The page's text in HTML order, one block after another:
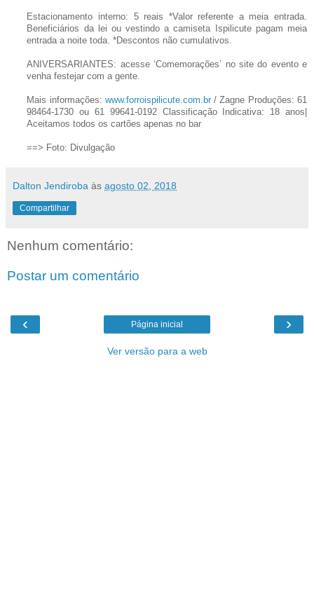
Estacionamento interno: 5 reais *Valor referente a meia entrada.
Beneficiários da lei ou vestindo a camiseta Ispilicute pagam meia
entrada a noite toda. *Descontos não cumulativos.
ANIVERSARIANTES: acesse ‘Comemorações’ no site do evento e
venha festejar com a gente.
Mais informações: www.forroispilicute.com.br/ Zagne Produções: 61
98464-1730 ou 61 99641-0192 Classificação Indicativa: 18 anos|
Aceitamos todos os cartões apenas no bar
==> Foto: Divulgação
Dalton Jendiroba às agosto 02, 2018
Compartilhar
Nenhum comentário:
Postar um comentário
‹ ›
Página inicial
Ver versão para a web